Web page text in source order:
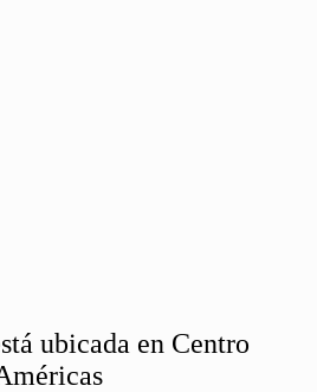
ubicada en Centro